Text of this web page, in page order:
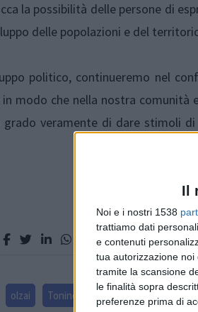
Il
Noi e i nostri 1538
trattiamo dati
e contenuti
tua autorizzazione
tramite la scansione
le finalità sopra
preferenze prima di
la possibilità delle persone di
delle popolazioni e del
politico, continueremo nel
in modo che nella nostra
veramente di dare stimoli
olzai Tonino Ladu Cittadini attivi